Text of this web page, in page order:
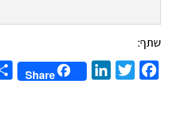
שתף:
Facebook
Twitter
LinkedIn
Share